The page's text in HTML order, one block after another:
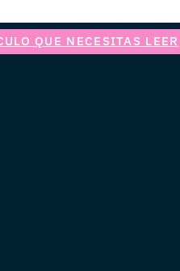
QUE NECESITAS LEER